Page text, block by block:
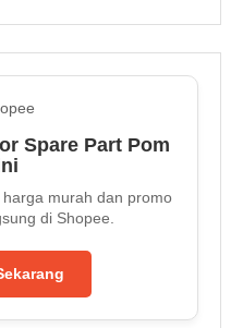
Spare Part Pom
murah dan promo
di Shopee.